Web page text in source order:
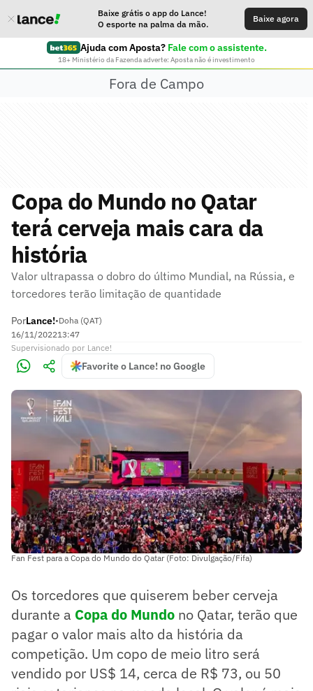
Baixe grátis o app do Lance!
O esporte na palma da mão.
Baixe agora
Ajuda com Aposta? Fale com o assistente.
18+ Ministério da Fazenda adverte: Aposta não é investimento
Fora de Campo
Copa do Mundo no Qatar
terá cerveja mais cara da
história
Valor ultrapassa o dobro do último Mundial, na Rússia, e
torcedores terão limitação de quantidade
PorLance!•Doha (QAT)
16/11/202213:47
Supervisionado por Lance!
Favorite o Lance! no Google
Fan Fest para a Copa do Mundo do Qatar (Foto: Divulgação/Fifa)
Os torcedores que quiserem beber cerveja
durante a Copa do Mundo no Qatar, terão que
pagar o valor mais alto da história da
competição. Um copo de meio litro será
vendido por US$ 14, cerca de R$ 73, ou 50